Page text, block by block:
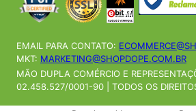
EMAIL PARA CONTATO:
MKT: MARKETING@SHOPDOPE.COM.BR
MÃO DUPLA COMÉRCIO E
02.458.527/0001-90 | TODOS OS